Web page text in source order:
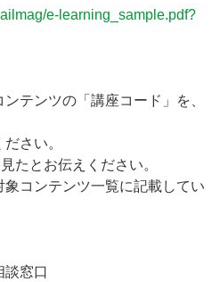
e-learning_sample.pdf?
テンツの「講座コード」を、
さい。
とお伝えください。
コンテンツ一覧に記載してい
窓口